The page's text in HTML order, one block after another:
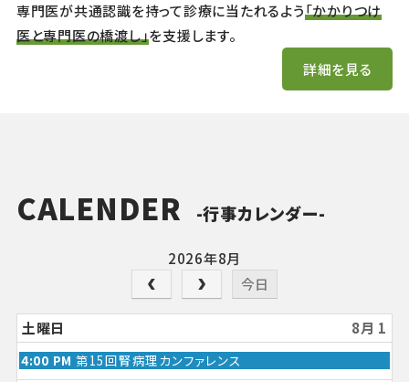
専門医が共通認識を持って診療に当たれるよう「かかりつけ
医と専門医の橋渡し」を支援します。
詳細を見る
CALENDER -行事カレンダー-
2026年8月
今日
土曜日 8月 1
4:00 PM 第15回腎病理カンファレンス